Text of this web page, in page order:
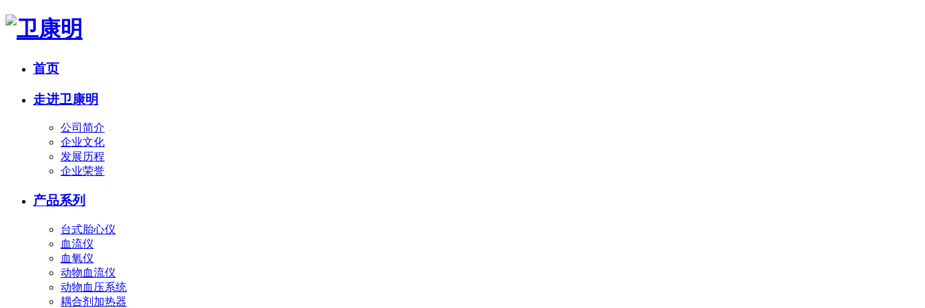
首页
走进卫康明
公司简介
企业文化
发展历程
企业荣誉
产品系列
台式胎心仪
血流仪
血氧仪
动物血流仪
动物血压系统
耦合剂加热器